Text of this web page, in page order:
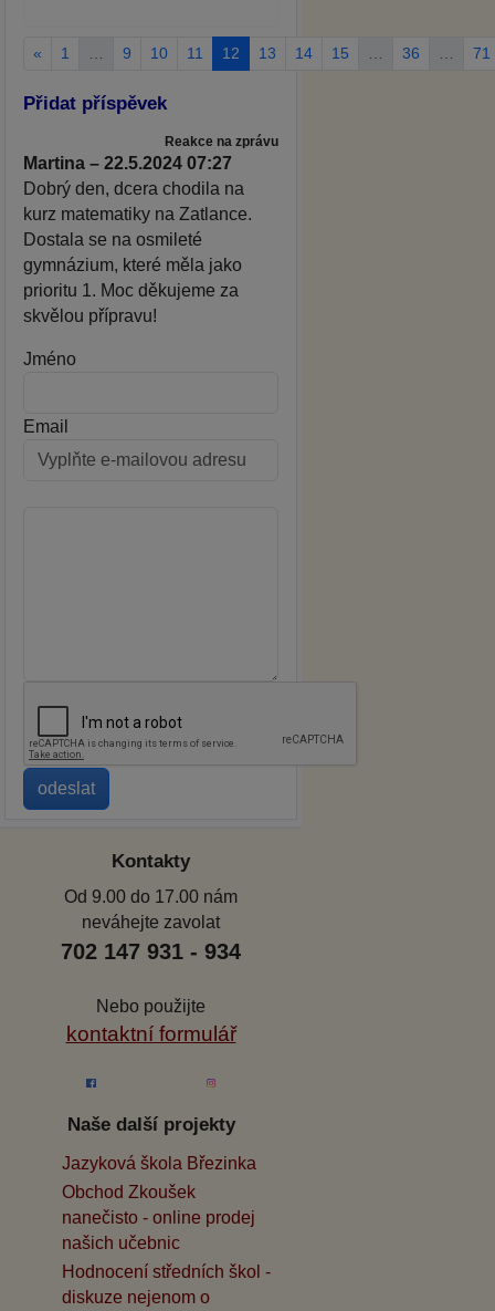
« 1 9 10 11 12 13 14 15 36 71
Přidat příspěvek
Reakce na zprávu
Martina – 22.5.2024 07:27
Dobrý den, dcera chodila na
kurz matematiky na Zatlance.
Dostala se na osmileté
gymnázium, které měla jako
prioritu 1. Moc děkujeme za
skvělou přípravu!
Jméno
Email
Kontakty
Od 9.00 do 17.00 nám
neváhejte zavolat
702 147 931 - 934
Nebo použijte
kontaktní formulář
Naše další projekty
Jazyková škola Březinka
Obchod Zkoušek
nanečisto - online prodej
našich učebnic
Hodnocení středních škol -
diskuze nejenom o